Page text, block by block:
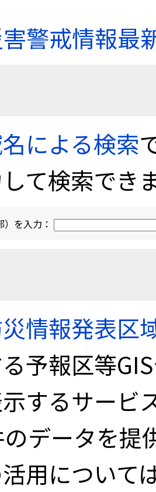
警戒情報最
による検索
て検索でき
を入力：
情報発表区
予報区等
するサービ
データを提
用について